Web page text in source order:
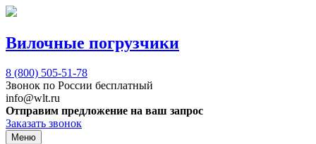
Вилочные погрузчики
8 (800) 505-51-78
Звонок по России бесплатный
info@wlt.ru
Отправим предложение на ваш запрос
Заказать звонок
Меню